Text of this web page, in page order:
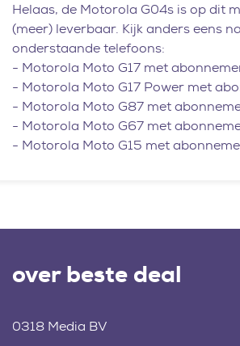
Helaas, de Motorola G04s is op dit
(meer) leverbaar. Kijk anders eens
onderstaande telefoons:
- Motorola Moto G17 met
- Motorola Moto G17 Power met
- Motorola Moto G87 met
- Motorola Moto G67 met
- Motorola Moto G15 met
over beste deal
0318 Media BV